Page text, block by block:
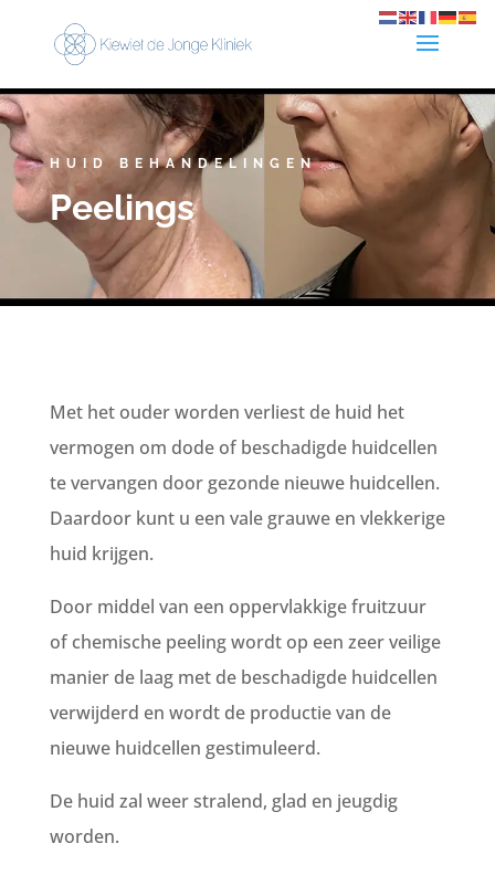
HUID BEHANDELINGEN
Peelings
Met het ouder worden verliest de huid het
vermogen om dode of beschadigde huidcellen
te vervangen door gezonde nieuwe huidcellen.
Daardoor kunt u een vale grauwe en vlekkerige
huid krijgen.
Door middel van een oppervlakkige fruitzuur
of chemische peeling wordt op een zeer veilige
manier de laag met de beschadigde huidcellen
verwijderd en wordt de productie van de
nieuwe huidcellen gestimuleerd.
De huid zal weer stralend, glad en jeugdig
worden.